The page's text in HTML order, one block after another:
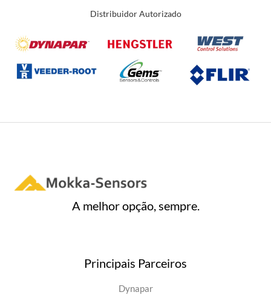
Distribuidor Autorizado
A melhor opção, sempre.
Principais Parceiros
Dynapar